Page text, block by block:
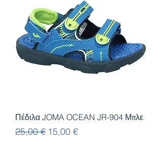
Πέδιλα JOMA OCEAN JR-904 Μπλε
Κανονική τιμή
25,00 € Τιμή Έκπτωσης
15,00 €